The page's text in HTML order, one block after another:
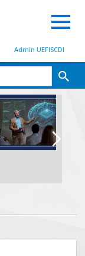
Admin UEFISCDI